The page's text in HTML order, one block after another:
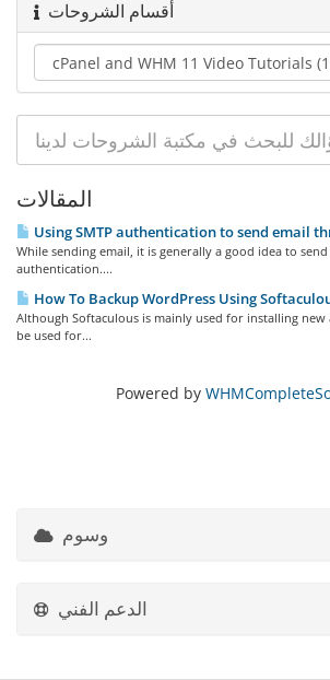
أقسام الشروحات
المقالات
Using SMTP authentication to send email
While sending email, it is generally a good idea to send
authentication....
How To Backup WordPress Using
Although Softaculous is mainly used for installing new
be used for...
Powered by
وسوم
الدعم الفني